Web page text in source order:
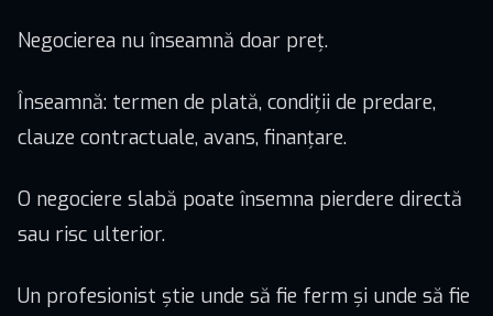
Negocierea nu înseamnă doar preț.
Înseamnă: termen de plată, condiții de predare,
clauze contractuale, avans, finanțare.
O negociere slabă poate însemna pierdere directă
sau risc ulterior.
Un profesionist știe unde să fie ferm și unde să fie